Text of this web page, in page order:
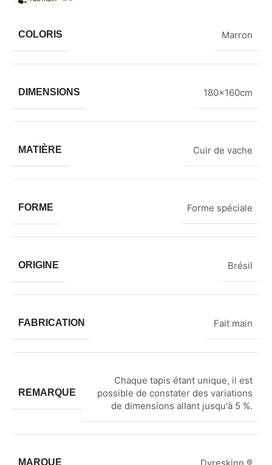
COLORIS Marron
DIMENSIONS 180x160cm
MATIÈRE Cuir de vache
FORME Forme spéciale
ORIGINE Brésil
FABRICATION Fait main
REMARQUE
Chaque tapis étant unique, il est
possible de constater des variations
de dimensions allant jusqu'à 5 %.
MARQUE